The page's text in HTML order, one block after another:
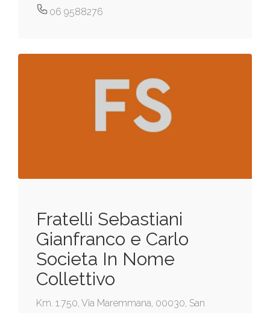
06 9588276
Fratelli Sebastiani
Gianfranco e Carlo
Societa In Nome
Collettivo
Km. 1.750, Via Maremmana, 00030, San